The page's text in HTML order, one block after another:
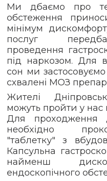
Ми дбаємо про
обстеження
мінімум
послуг
проведення
під наркозом. Для
сон ми
схвалені МОЗ
Жителі
можуть пройти у нас
Для проходження
необхідно
"таблетку" з
Капсульна
найменш
ендоскопічного